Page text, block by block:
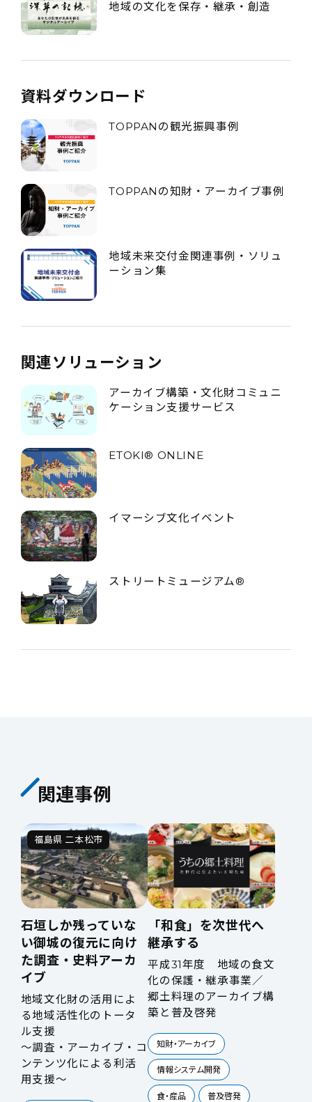
地域の文化を保存・継承・創造
資料ダウンロード
TOPPANの観光振興事例
TOPPANの知財・アーカイブ事例
地域未来交付金関連事例・ソリュ
ーション集
関連ソリューション
アーカイブ構築・文化財コミュニ
ケーション支援サービス
ETOKI® ONLINE
イマーシブ文化イベント
ストリートミュージアム®
関連事例
福島県 二本松市
石垣しか残っていな
い御城の復元に向け
た調査・史料アーカ
イブ
地域文化財の活用によ
る地域活性化のトータ
ル支援
～調査・アーカイブ・コ
ンテンツ化による利活
用支援～
「和食」を次世代へ
継承する
平成31年度 地域の食文
化の保護・継承事業／
郷土料理のアーカイブ構
築と普及啓発
知財・アーカイブ
情報システム開発
食・産品 普及啓発